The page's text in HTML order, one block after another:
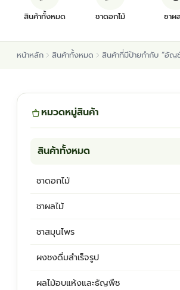
ต้นพันธุ์สมุนไพร
ต้นพันธุ์ไม้ป่า
สินค้าทั้งหมด ชาดอกไม้ ชาผ
หน้าหลัก สินค้าทั้งหมด สินค้าที่มีป้ายกำกับ “อั
หมวดหมู่สินค้า
สินค้าทั้งหมด
ชาดอกไม้
ชาผลไม้
ชาสมุนไพร
ผงชงดื่มสำเร็จรูป
ผลไม้อบแห้งและธัญพืช